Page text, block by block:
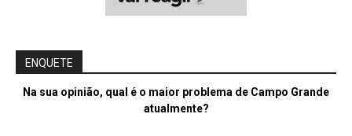
ENQUETE
Na sua opinião, qual é o maior problema de Campo Grande
atualmente?